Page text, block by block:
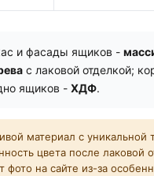
и фасады ящиков -
с лаковой отделкой;
ящиков - ХДФ.
материал с уникальной
цвета после лаковой
фото на сайте из-за